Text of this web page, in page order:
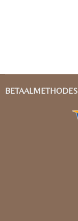
BETAALMETHODES